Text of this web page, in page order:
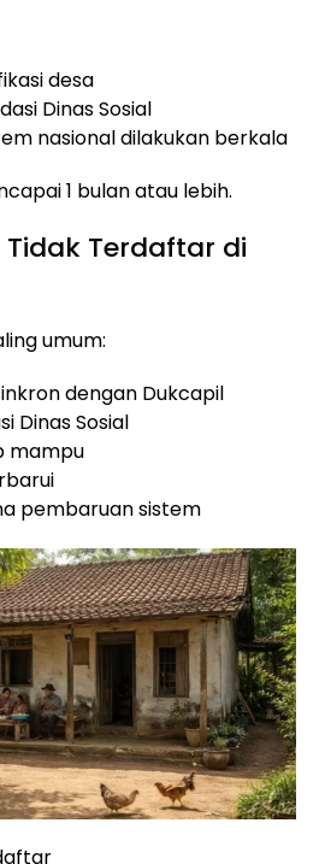
desa
Dinas Sosial
nasional dilakukan berkala
1 bulan atau lebih.
Terdaftar di
umum:
dengan Dukcapil
Dinas Sosial
mampu
pembaruan sistem